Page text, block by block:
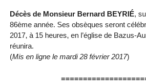
Décès de Monsieur Bernard BEYRIÉ,
86ème année. Ses obsèques seront
2017, à 15 heures, en l’église de Bazus-
réunira.
(Mis en ligne le mardi 28 février 2017)